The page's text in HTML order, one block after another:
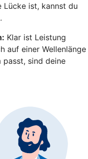
Lücke ist, kannst du
Klar ist Leistung
auf einer Wellenlänge
passt, sind deine